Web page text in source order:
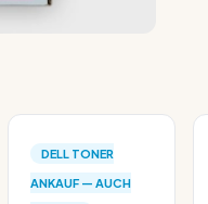
DELL TONER
ANKAUF — AUCH